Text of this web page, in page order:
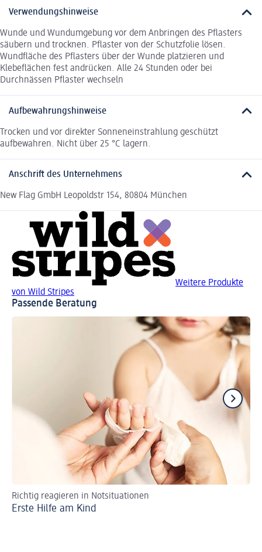
Verwendungshinweise
Wunde und Wundumgebung vor dem Anbringen des Pflasters
säubern und trocknen. Pflaster von der Schutzfolie lösen.
Wundfläche des Pflasters über der Wunde platzieren und
Klebeflächen fest andrücken. Alle 24 Stunden oder bei
Durchnässen Pflaster wechseln
Aufbewahrungshinweise
Trocken und vor direkter Sonneneinstrahlung geschützt
aufbewahren. Nicht über 25 °C lagern.
Anschrift des Unternehmens
New Flag GmbH Leopoldstr 154, 80804 München
Weitere Produkte
von Wild Stripes
Passende Beratung
Richtig reagieren in Notsituationen
Erste Hilfe am Kind